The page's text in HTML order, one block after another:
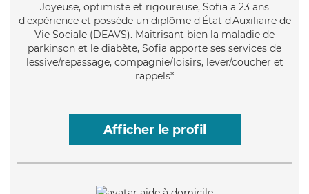
Joyeuse, optimiste et rigoureuse, Sofia a 23 ans
d'expérience et possède un diplôme d'État d'Auxiliaire de
Vie Sociale (DEAVS). Maitrisant bien la maladie de
parkinson et le diabète, Sofia apporte ses services de
lessive/repassage, compagnie/loisirs, lever/coucher et
rappels*
Afficher le profil